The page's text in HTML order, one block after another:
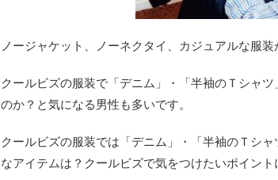
ノージャケット、ノーネクタイ、カジュアルな服装
クールビズの服装で「デニム」・「半袖のＴシャ
のか？と気になる男性も多いです。
クールビズの服装では「デニム」・「半袖のＴシ
なアイテムは？クールビズで気をつけたいポイント